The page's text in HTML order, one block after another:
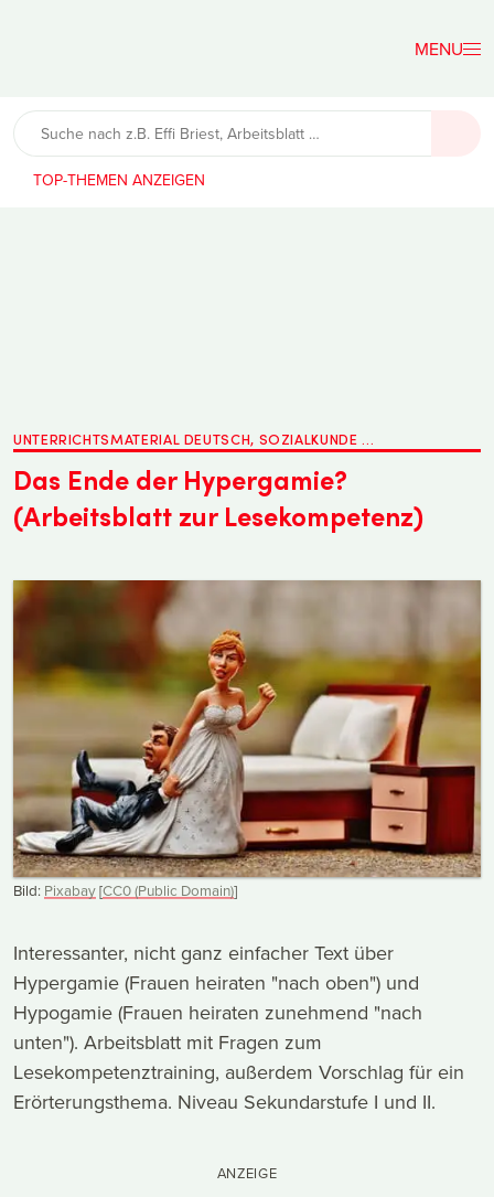
Lehrerfreund
TOP-THEMEN
UNTERRICHTSMATERIAL DEUTSCH, SOZIALKUNDE ...
Das Ende der Hypergamie?
(Arbeitsblatt zur Lesekompetenz)
Bild: Pixabay[CC0 (Public Domain)]
Interessanter, nicht ganz einfacher Text über
Hypergamie (Frauen heiraten "nach oben") und
Hypogamie (Frauen heiraten zunehmend "nach
unten"). Arbeitsblatt mit Fragen zum
Lesekompetenztraining, außerdem Vorschlag für ein
Erörterungsthema. Niveau Sekundarstufe I und II.
ANZEIGE